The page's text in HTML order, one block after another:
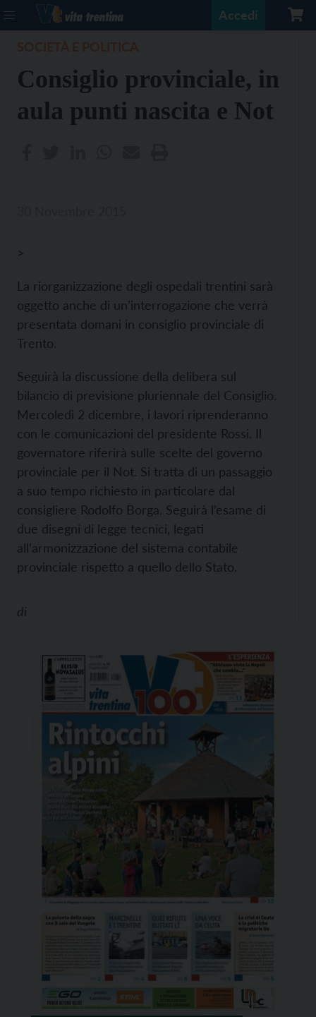
Accedi
Consiglio provinciale, in
aula punti nascita e Not
>
La riorganizzazione degli ospedali trentini sarà
oggetto anche di un’interrogazione che verrà
presentata domani in consiglio provinciale di
Trento.
Seguirà la discussione della delibera sul
bilancio di previsione pluriennale del Consiglio.
Mercoledì 2 dicembre, i lavori riprenderanno
con le comunicazioni del presidente Rossi. Il
governatore riferirà sulle scelte del governo
provinciale per il Not. Si tratta di un passaggio
a suo tempo richiesto in particolare dal
consigliere Rodolfo Borga. Seguirà l’esame di
due disegni di legge tecnici, legati
all’armonizzazione del sistema contabile
provinciale rispetto a quello dello Stato.
di